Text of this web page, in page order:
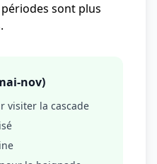
sont plus
nov)
visiter la cascade